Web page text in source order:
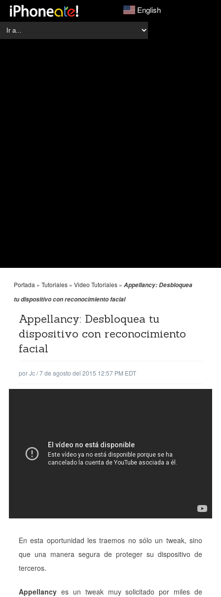
English
Portada » Tutoriales » Video Tutoriales » Appellancy: Desbloquea
tu dispositivo con reconocimiento facial
Appellancy: Desbloquea tu
dispositivo con reconocimiento
facial
porJc/7 de agosto del 2015 12:57 PM EDT
En esta oportunidad les traemos no sólo un tweak, sino
que una manera segura de proteger su dispositivo de
terceros.
Appellancy es un tweak muy solicitado por miles de